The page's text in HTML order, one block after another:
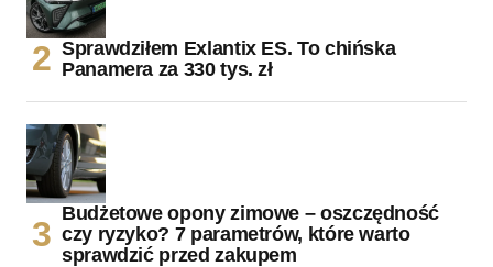
Sprawdziłem Exlantix ES. To chińska
Panamera za 330 tys. zł
Budżetowe opony zimowe – oszczędność
czy ryzyko? 7 parametrów, które warto
sprawdzić przed zakupem